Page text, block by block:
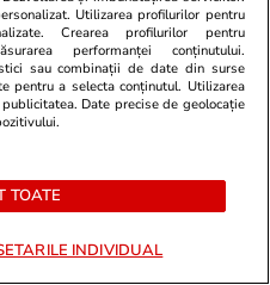
Exclusiv
21 iul.
în
Utilizarea profilurilor pentru
Crearea profilurilor pentru
performanței conținutului.
sau combinații de date din surse
pentru a selecta conținutul. Utilizarea
Date precise de geolocație
TOATE
INDIVIDUAL